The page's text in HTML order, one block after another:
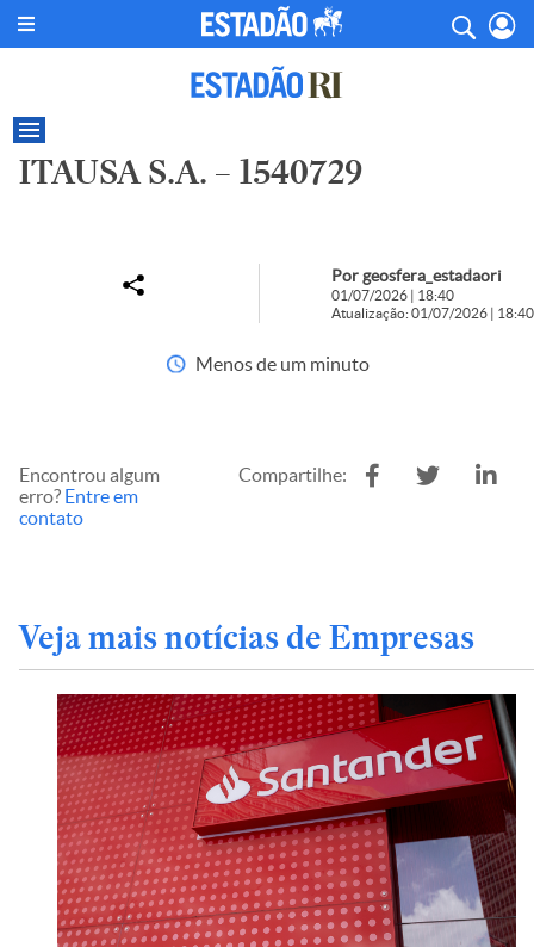
ITAUSA S.A. – 1540729
Por geosfera_estadaori
01/07/2026 | 18:40
Atualização: 01/07/2026 | 18:40
Menos de um minuto
Encontrou algum
erro? Entre em
contato
Compartilhe:
Veja mais notícias de Empresas